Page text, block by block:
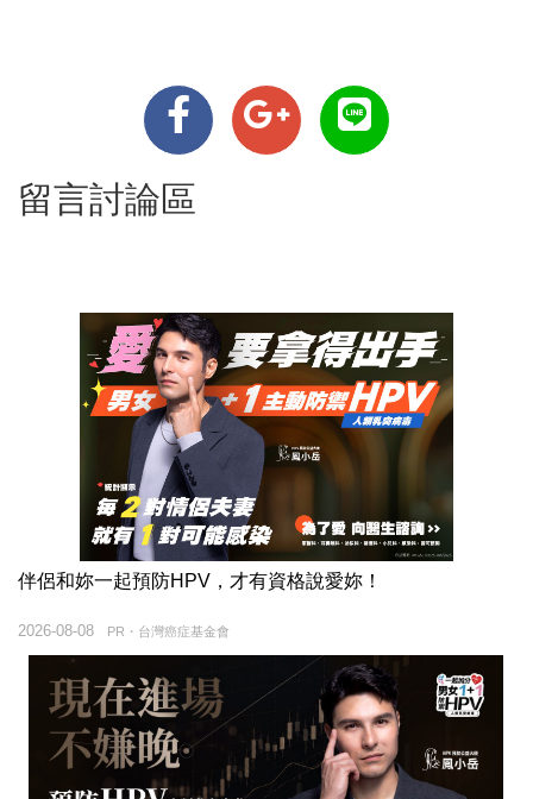
留言討論區
伴侶和妳一起預防HPV，才有資格說愛妳！
PR・台灣癌症基金會
2026-08-08